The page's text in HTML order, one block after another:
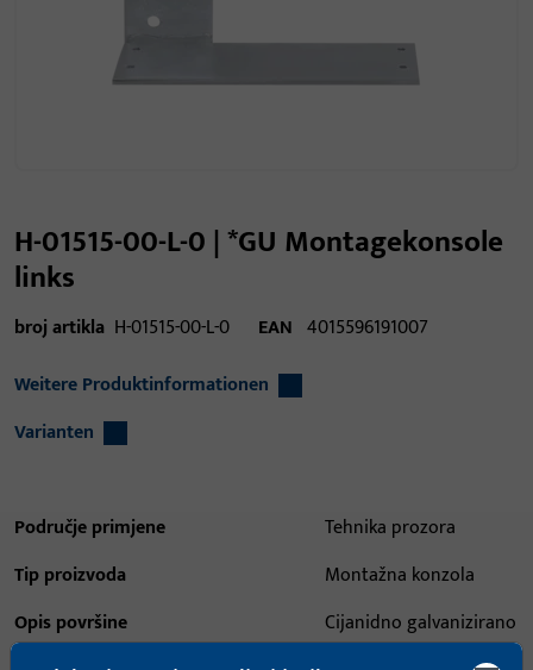
H-01515-00-L-0 | *GU Montagekonsole
links
broj artikla H-01515-00-L-0 EAN 4015596191007
Weitere Produktinformationen
Varianten
Područje primjene
Tehnika prozora
Tip proizvoda
Montažna konzola
Opis površine
Cijanidno galvanizirano
pocinč